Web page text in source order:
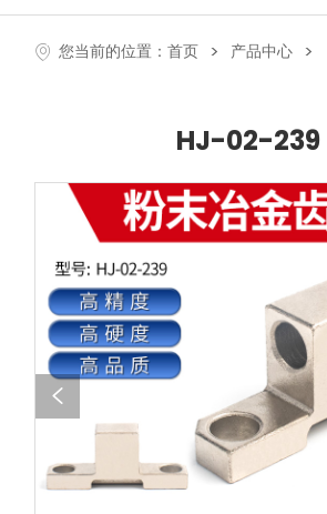
您当前的位置：首页 > 产品中心 >
HJ-02-239